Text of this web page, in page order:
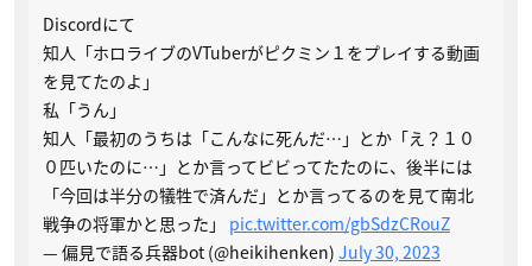
Discordにて
知人「ホロライブのVTuberがピクミン１をプレイする動画
を見てたのよ」
私「うん」
知人「最初のうちは「こんなに死んだ…」とか「え？１０
０匹いたのに…」とか言ってビビってたたのに、後半には
「今回は半分の犠牲で済んだ」とか言ってるのを見て南北
戦争の将軍かと思った」 pic.twitter.com/gbSdzCRouZ
— 偏見で語る兵器bot (@heikihenken) July 30, 2023